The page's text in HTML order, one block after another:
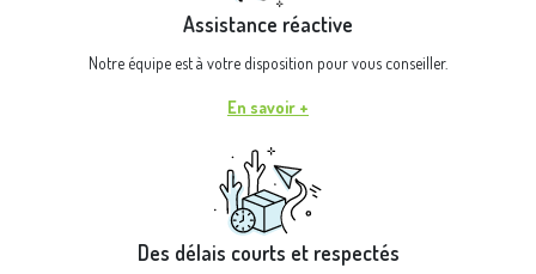
Assistance réactive
Notre équipe est à votre disposition pour vous conseiller.
En savoir +
Des délais courts et respectés